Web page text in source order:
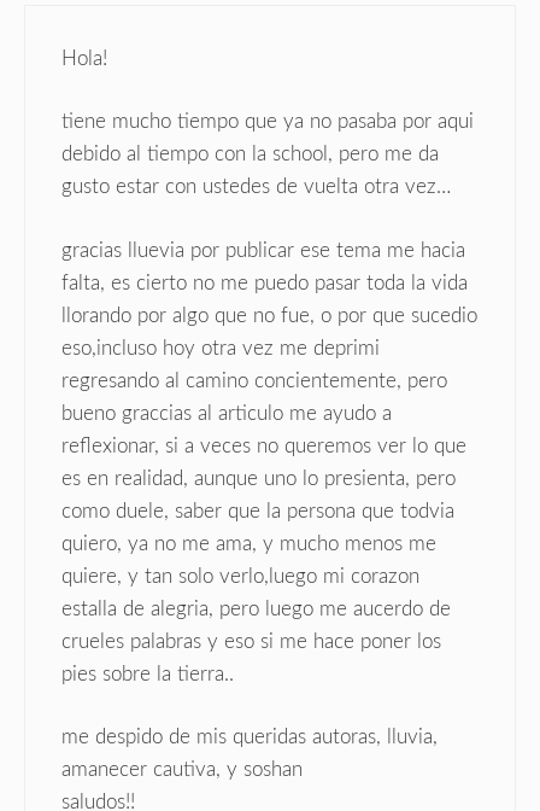
Hola!
tiene mucho tiempo que ya no pasaba por aqui
debido al tiempo con la school, pero me da
gusto estar con ustedes de vuelta otra vez…
gracias lluevia por publicar ese tema me hacia
falta, es cierto no me puedo pasar toda la vida
llorando por algo que no fue, o por que sucedio
eso,incluso hoy otra vez me deprimi
regresando al camino concientemente, pero
bueno graccias al articulo me ayudo a
reflexionar, si a veces no queremos ver lo que
es en realidad, aunque uno lo presienta, pero
como duele, saber que la persona que todvia
quiero, ya no me ama, y mucho menos me
quiere, y tan solo verlo,luego mi corazon
estalla de alegria, pero luego me aucerdo de
crueles palabras y eso si me hace poner los
pies sobre la tierra..
me despido de mis queridas autoras, lluvia,
amanecer cautiva, y soshan
saludos!!